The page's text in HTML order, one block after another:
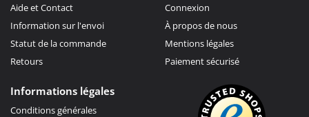
Aide et Contact
Information sur l'envoi
Statut de la commande
Retours
Connexion
À propos de nous
Mentions légales
Paiement sécurisé
Informations légales
Conditions générales